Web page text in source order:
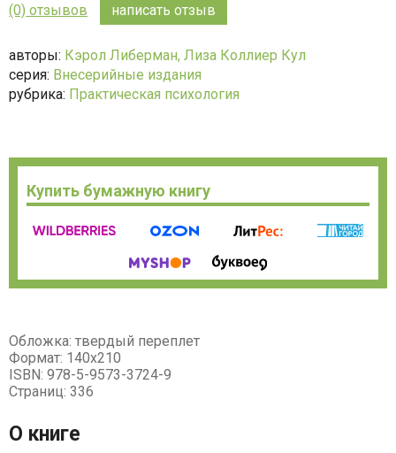
из
(0) отзывов написать отзыв
авторы: Кэрол Либерман, Лиза Коллиер Кул
серия: Внесерийные издания
рубрика: Практическая психология
Купить бумажную книгу
Обложка: твердый переплет
Формат: 140х210
ISBN: 978-5-9573-3724-9
Страниц: 336
О книге